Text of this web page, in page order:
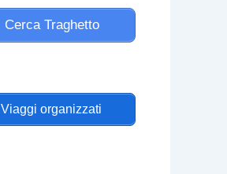
Cerca Traghetto
Viaggi organizzati